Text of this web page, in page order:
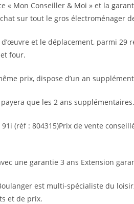
« Mon Conseiller & Moi » et la
sur tout le gros électroménager
et le déplacement, parmi
four.
prix, dispose d’un an
que les 2 ans supplémentaires.
(rèf : 804315)Prix de vente
une garantie 3 ans Extension
est multi-spécialiste du
et de prix.